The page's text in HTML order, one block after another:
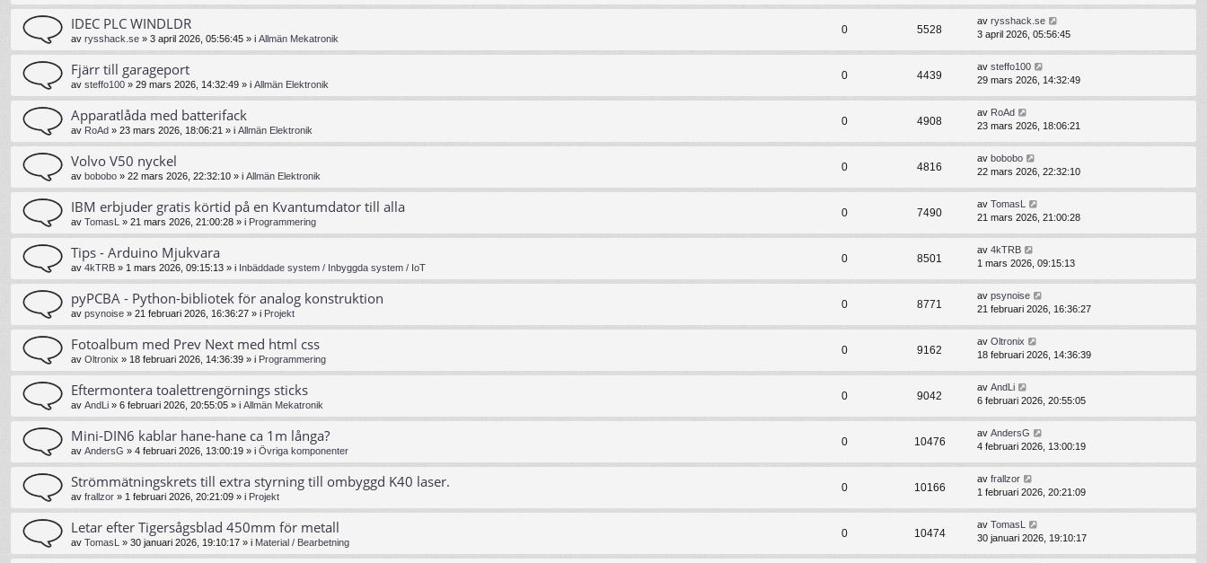
IDEC PLC WINDLDR
av rysshack.se » 3 april 2026, 05:56:45 » i Allmän Mekatronik
0 5528
av rysshack.se
3 april 2026, 05:56:45
Fjärr till garageport
av steffo100 » 29 mars 2026, 14:32:49 » i Allmän Elektronik
0 4439
av steffo100
29 mars 2026, 14:32:49
Apparatlåda med batterifack
av RoAd » 23 mars 2026, 18:06:21 » i Allmän Elektronik
0 4908
av RoAd
23 mars 2026, 18:06:21
Volvo V50 nyckel
av bobobo » 22 mars 2026, 22:32:10 » i Allmän Elektronik
0 4816
av bobobo
22 mars 2026, 22:32:10
IBM erbjuder gratis körtid på en Kvantumdator till alla
av TomasL » 21 mars 2026, 21:00:28 » i Programmering
0 7490
av TomasL
21 mars 2026, 21:00:28
Tips - Arduino Mjukvara
av 4kTRB » 1 mars 2026, 09:15:13 » i Inbäddade system / Inbyggda system / IoT
0 8501
av 4kTRB
1 mars 2026, 09:15:13
pyPCBA - Python-bibliotek för analog konstruktion
av psynoise » 21 februari 2026, 16:36:27 » i Projekt
0 8771
av psynoise
21 februari 2026, 16:36:27
Fotoalbum med Prev Next med html css
av Oltronix » 18 februari 2026, 14:36:39 » i Programmering
0 9162
av Oltronix
18 februari 2026, 14:36:39
Eftermontera toalettrengörnings sticks
av AndLi » 6 februari 2026, 20:55:05 » i Allmän Mekatronik
0 9042
av AndLi
6 februari 2026, 20:55:05
Mini-DIN6 kablar hane-hane ca 1m långa?
av AndersG » 4 februari 2026, 13:00:19 » i Övriga komponenter
0 10476
av AndersG
4 februari 2026, 13:00:19
Strömmätningskrets till extra styrning till ombyggd K40 laser.
av frallzor » 1 februari 2026, 20:21:09 » i Projekt
0 10166
av frallzor
1 februari 2026, 20:21:09
Letar efter Tigersågsblad 450mm för metall
av TomasL » 30 januari 2026, 19:10:17 » i Material / Bearbetning
0 10474
av TomasL
30 januari 2026, 19:10:17